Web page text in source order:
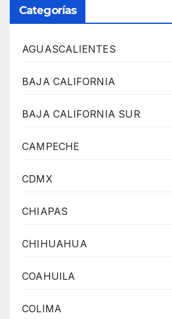
Categorías
AGUASCALIENTES
BAJA CALIFORNIA
BAJA CALIFORNIA SUR
CAMPECHE
CDMX
CHIAPAS
CHIHUAHUA
COAHUILA
COLIMA